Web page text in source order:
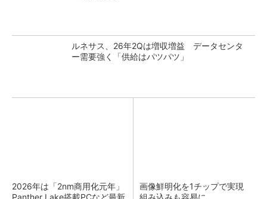
ルネサス、26年2Qは増収増益 データセンタ
ー需要強く「供給はパツパツ」
2026年は「2nm商用化元年」
Panther Lake搭載PCなど最新
画像鮮明化を1チップで実現
組み込みも容易に